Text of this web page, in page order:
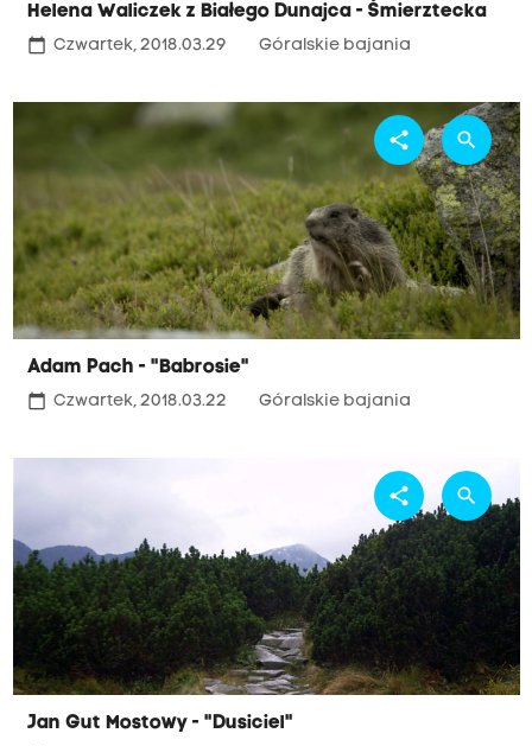
Helena Waliczek z Białego Dunajca - Śmierztecka
calendar_today Czwartek, 2018.03.29 Góralskie bajania
Adam Pach - "Babrosie"
calendar_today Czwartek, 2018.03.22 Góralskie bajania
share search
Jan Gut Mostowy - "Dusiciel"
share search